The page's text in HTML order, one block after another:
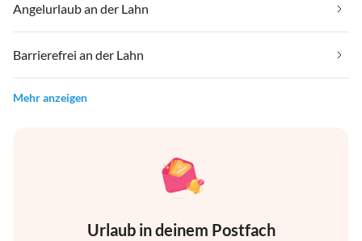
Angelurlaub an der Lahn
Barrierefrei an der Lahn
Mehr anzeigen
Urlaub in deinem Postfach